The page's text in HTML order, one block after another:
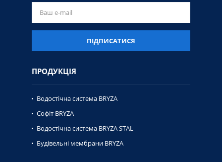
ПІДПИСАТИСЯ
ПРОДУКЦІЯ
Водостічна система BRYZA
Софіт BRYZA
Водостічна система BRYZA STAL
Будівельні мембрани BRYZA